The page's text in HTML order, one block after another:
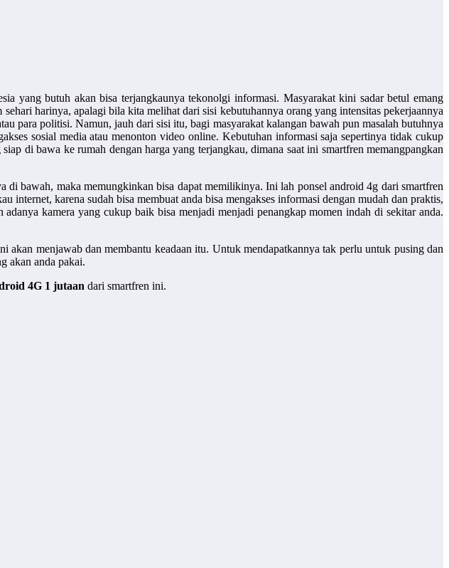
yang butuh akan bisa terjangkaunya tekonolgi informasi. Masyarakat kini sadar betul emang
harinya, apalagi bila kita melihat dari sisi kebutuhannya orang yang intensitas pekerjaannya
para politisi. Namun, jauh dari sisi itu, bagi masyarakat kalangan bawah pun masalah butuhnya
sosial media atau menonton video online. Kebutuhan informasi saja sepertinya tidak cukup
di bawa ke rumah dengan harga yang terjangkau, dimana saat ini smartfren memangpangkan
di bawah, maka memungkinkan bisa dapat memilikinya. Ini lah ponsel android 4g dari smartfren
internet, karena sudah bisa membuat anda bisa mengakses informasi dengan mudah dan praktis,
kamera yang cukup baik bisa menjadi menjadi penangkap momen indah di sekitar anda.
menjawab dan membantu keadaan itu. Untuk mendapatkannya tak perlu untuk pusing dan
akan anda pakai.
4G 1 jutaan dari smartfren ini.